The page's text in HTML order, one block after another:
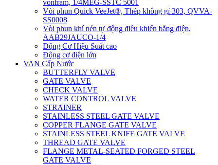
vonfram, 1/4MEG-SSTC 5001
Vòi phun Quick VeeJet®, Thép không gỉ 303, QVVA-
SS0008
Vòi phun khí nén tự động điều khiển bằng điện,
AAB29JAUCO-1/4
Động Cơ Hiệu Suất cao
Động cơ điện lớn
VAN Cấp Nước
BUTTERFLY VALVE
GATE VALVE
CHECK VALVE
WATER CONTROL VALVE
STRAINER
STAINLESS STEEL GATE VALVE
COPPER FLANGE GATE VALVE
STAINLESS STEEL KNIFE GATE VALVE
THREAD GATE VALVE
FLANGE METAL-SEATED FORGED STEEL
GATE VALVE